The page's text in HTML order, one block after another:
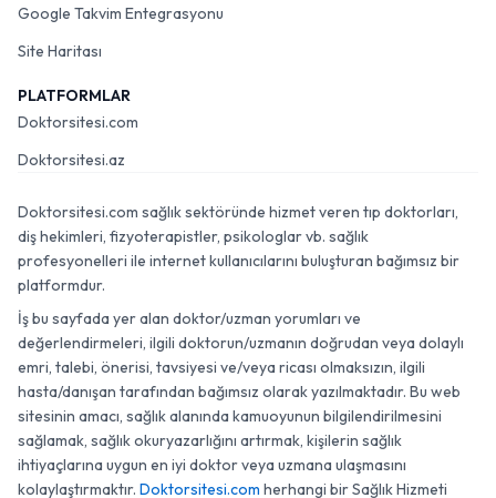
Google Takvim Entegrasyonu
Site Haritası
PLATFORMLAR
Doktorsitesi.com
Doktorsitesi.az
Doktorsitesi.com sağlık sektöründe hizmet veren tıp doktorları,
diş hekimleri, fizyoterapistler, psikologlar vb. sağlık
profesyonelleri ile internet kullanıcılarını buluşturan bağımsız bir
platformdur.
İş bu sayfada yer alan doktor/uzman yorumları ve
değerlendirmeleri, ilgili doktorun/uzmanın doğrudan veya dolaylı
emri, talebi, önerisi, tavsiyesi ve/veya ricası olmaksızın, ilgili
hasta/danışan tarafından bağımsız olarak yazılmaktadır. Bu web
sitesinin amacı, sağlık alanında kamuoyunun bilgilendirilmesini
sağlamak, sağlık okuryazarlığını artırmak, kişilerin sağlık
ihtiyaçlarına uygun en iyi doktor veya uzmana ulaşmasını
kolaylaştırmaktır. Doktorsitesi.com herhangi bir Sağlık Hizmeti